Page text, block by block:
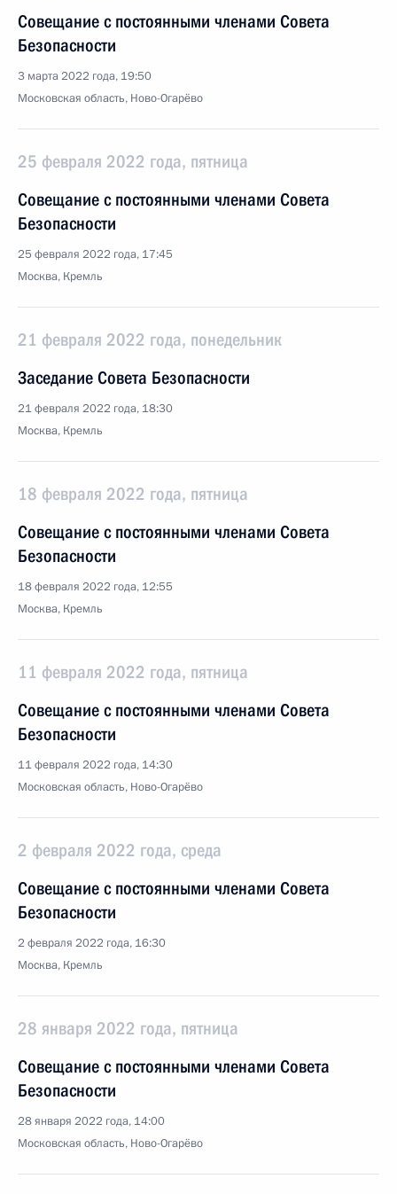
Совещание с постоянными членами Совета
Безопасности
3 марта 2022 года, 19:50
Московская область, Ново-Огарёво
25 февраля 2022 года, пятница
Совещание с постоянными членами Совета
Безопасности
25 февраля 2022 года, 17:45
Москва, Кремль
21 февраля 2022 года, понедельник
Заседание Совета Безопасности
21 февраля 2022 года, 18:30
Москва, Кремль
18 февраля 2022 года, пятница
Совещание с постоянными членами Совета
Безопасности
18 февраля 2022 года, 12:55
Москва, Кремль
11 февраля 2022 года, пятница
Совещание с постоянными членами Совета
Безопасности
11 февраля 2022 года, 14:30
Московская область, Ново-Огарёво
2 февраля 2022 года, среда
Совещание с постоянными членами Совета
Безопасности
2 февраля 2022 года, 16:30
Москва, Кремль
28 января 2022 года, пятница
Совещание с постоянными членами Совета
Безопасности
28 января 2022 года, 14:00
Московская область, Ново-Огарёво